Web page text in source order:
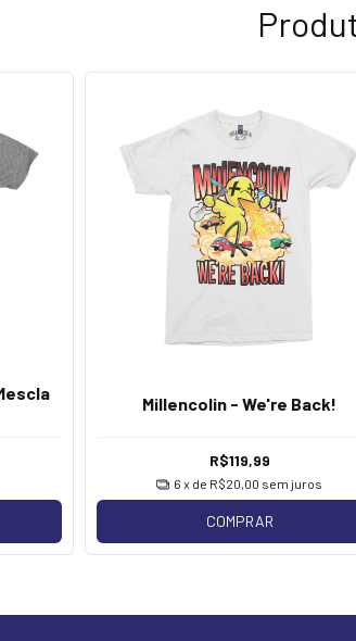
Millencolin - We're Back!
R$119,99
6 x de R$20,00 sem juros
COMPRAR